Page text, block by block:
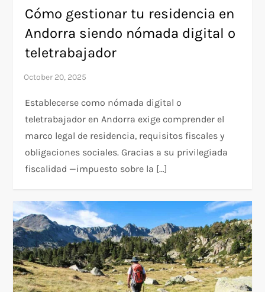
Cómo gestionar tu residencia en
Andorra siendo nómada digital o
teletrabajador
Establecerse como nómada digital o
teletrabajador en Andorra exige comprender el
marco legal de residencia, requisitos fiscales y
obligaciones sociales. Gracias a su privilegiada
fiscalidad —impuesto sobre la […]